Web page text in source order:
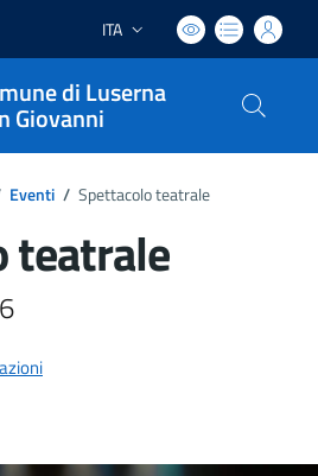
Lingua attiva:
ITA
di Luserna
Giovanni
Eventi / Spettacolo teatrale
teatrale